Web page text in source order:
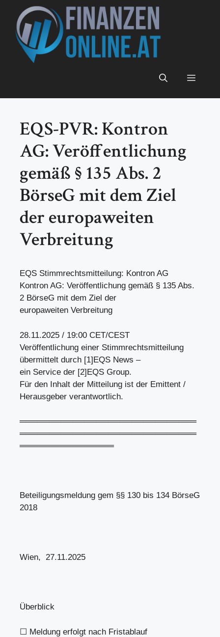
Inhalt
springen
Menü
EQS-PVR: Kontron
AG: Veröffentlichung
gemäß § 135 Abs. 2
BörseG mit dem Ziel
der europaweiten
Verbreitung
EQS Stimmrechtsmitteilung: Kontron AG
Kontron AG: Veröffentlichung gemäß § 135 Abs.
2 BörseG mit dem Ziel der
europaweiten Verbreitung
28.11.2025 / 19:00 CET/CEST
Veröffentlichung einer Stimmrechtsmitteilung
übermittelt durch [1]EQS News –
ein Service der [2]EQS Group.
Für den Inhalt der Mitteilung ist der Emittent /
Herausgeber verantwortlich.
══════════════════════════════
══════════════════════════════
════════════════
Beteiligungsmeldung gem §§ 130 bis 134 BörseG
2018
Wien, 27.11.2025
Überblick
☐ Meldung erfolgt nach Fristablauf